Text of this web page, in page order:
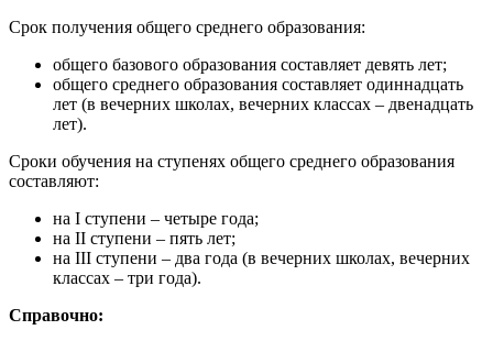
Срок получения общего среднего образования:
общего базового образования составляет девять лет;
общего среднего образования составляет одиннадцать
лет (в вечерних школах, вечерних классах – двенадцать
лет).
Сроки обучения на ступенях общего среднего образования
составляют:
на I ступени – четыре года;
на II ступени – пять лет;
на III ступени – два года (в вечерних школах, вечерних
классах – три года).
Справочно: